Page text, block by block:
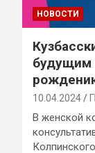
НОВОСТИ
будущим
10.04.2024
В женской